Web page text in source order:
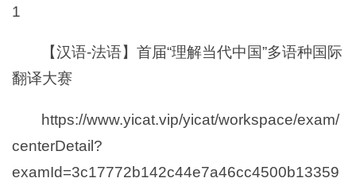
1
【汉语-法语】首届“理解当代中国”多语种国际
翻译大赛
https://www.yicat.vip/yicat/workspace/exam/
centerDetail?
examId=3c17772b142c44e7a46cc4500b13359